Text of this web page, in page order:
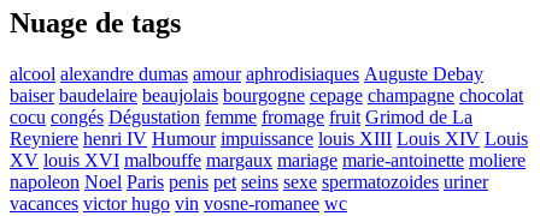
Nuage de tags
alcool alexandre dumas amour aphrodisiaques Auguste Debay
baiser baudelaire beaujolais bourgogne cepage champagne chocolat
cocu congés Dégustation femme fromage fruit Grimod de La
Reyniere henri IV Humour impuissance louis XIII Louis XIV Louis
XV louis XVI malbouffe margaux mariage marie-antoinette moliere
napoleon Noel Paris penis pet seins sexe spermatozoides uriner
vacances victor hugo vin vosne-romanee wc